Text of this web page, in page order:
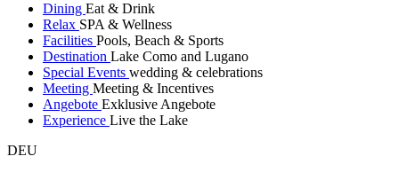
Dining Eat & Drink
Relax SPA & Wellness
Facilities Pools, Beach & Sports
Destination Lake Como and Lugano
Special Events wedding & celebrations
Meeting Meeting & Incentives
Angebote Exklusive Angebote
Experience Live the Lake
DEU